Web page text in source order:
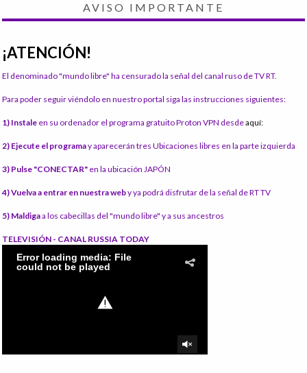
AVISO IMPORTANTE
¡ATENCIÓN!
El denominado "mundo libre" ha censurado la señal del canal ruso de TV RT.
Para poder seguir viéndolo en nuestro portal siga las instrucciones siguientes:
1) Instale en su ordenador el programa gratuito Proton VPN desdeaquí:
2) Ejecute el programay aparecerán tres Ubicaciones libres en la parte izquierda
3) Pulse "CONECTAR" en la ubicación JAPÓN
4) Vuelva a entrar en nuestra weby ya podrá disfrutar de la señal de RT TV
5) Maldigaa los cabecillas del "mundo libre" y a sus ancestros
TELEVISIÓN - CANAL RUSSIA TODAY